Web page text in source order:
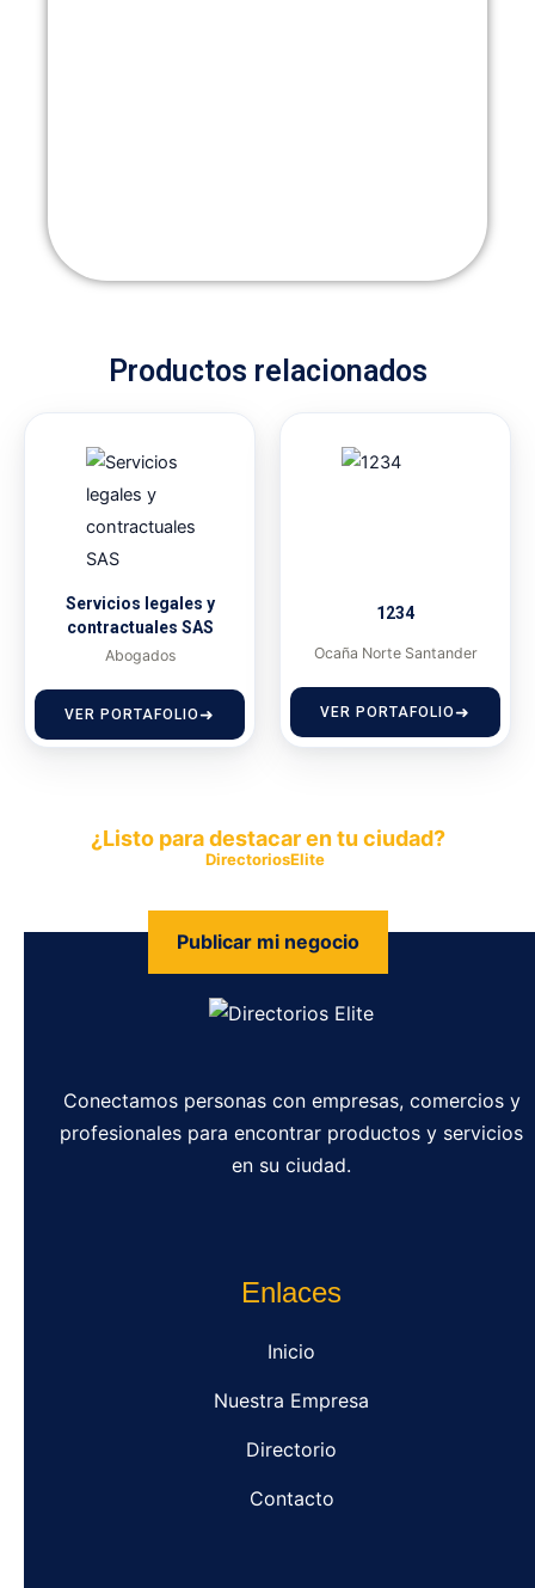
Productos relacionados
Servicios legales y
contractuales SAS
Abogados
VER PORTAFOLIO
1234
Ocaña Norte Santander
VER PORTAFOLIO
¿Listo para destacar en tu ciudad?
DirectoriosElite
Publicar mi negocio
Conectamos personas con empresas, comercios y
profesionales para encontrar productos y servicios
en su ciudad.
Enlaces
Inicio
Nuestra Empresa
Directorio
Contacto